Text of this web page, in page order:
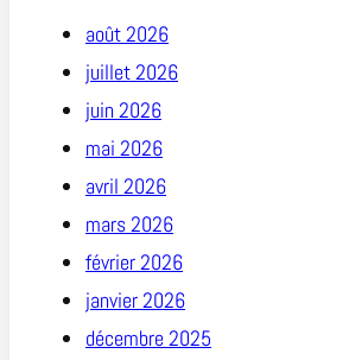
août 2026
juillet 2026
juin 2026
mai 2026
avril 2026
mars 2026
février 2026
janvier 2026
décembre 2025